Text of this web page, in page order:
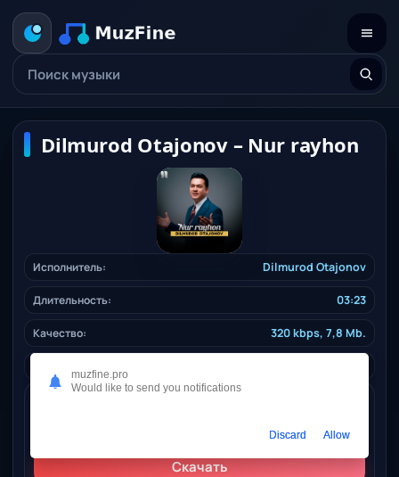
Dilmurod Otajonov – Nur rayhon
Исполнитель: Dilmurod Otajonov
Длительность: 03:23
Качество: 320 kbps, 7,8 Mb.
Скачать
muzfine.pro
Would like to send you notifications
Discard Allow